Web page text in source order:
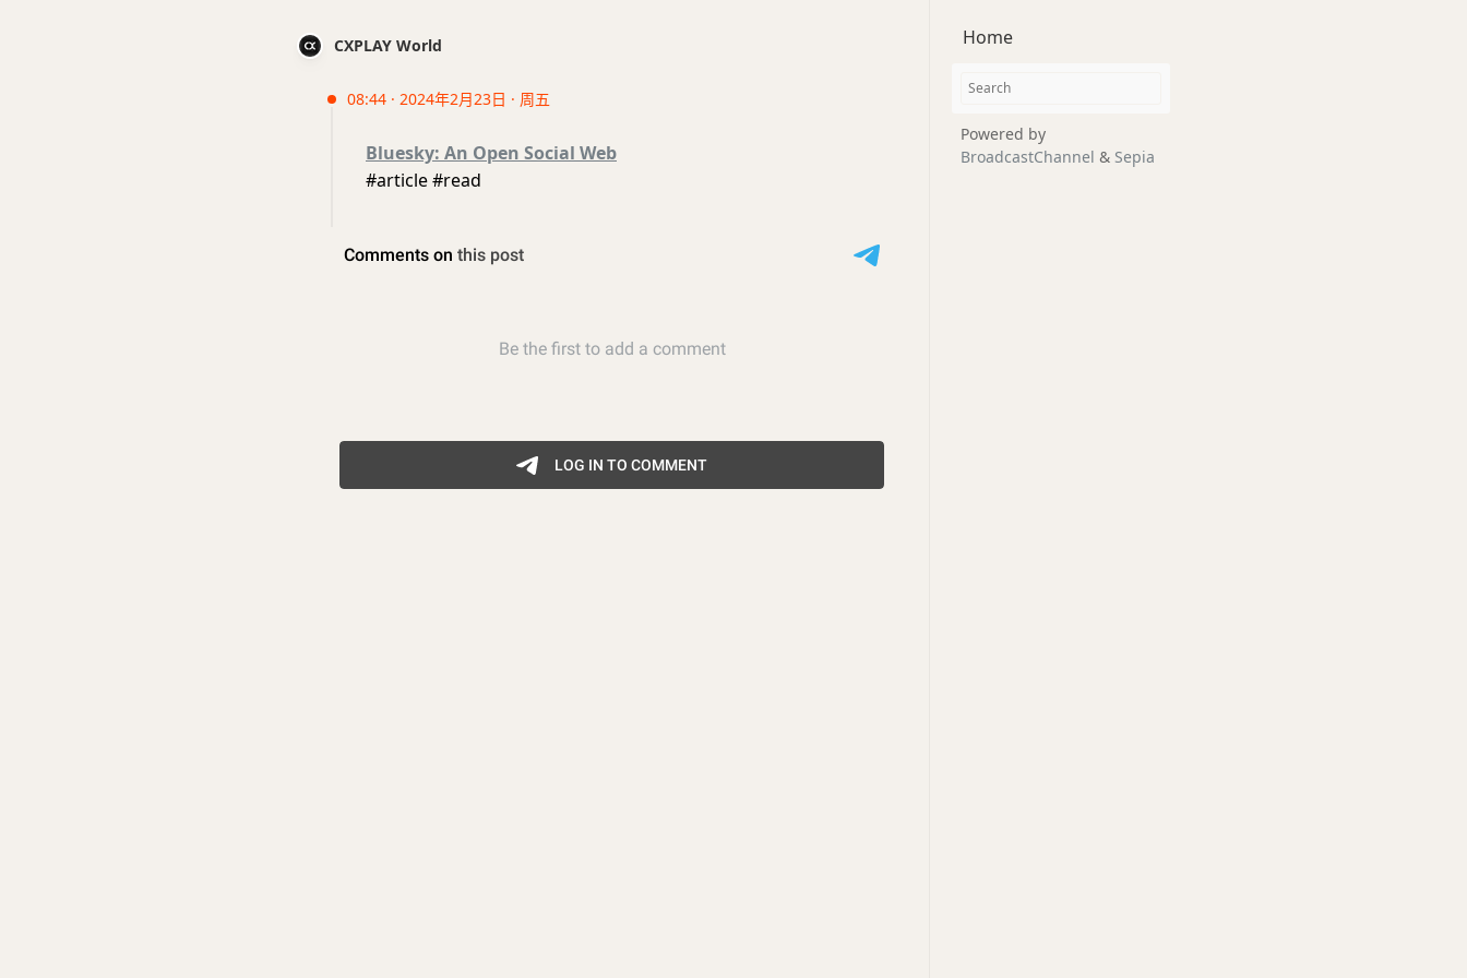
CXPLAY World
08:44 · 2024年2月23日 · 周五
Bluesky: An Open Social Web
#article #read
Home
Powered by
BroadcastChannel & Sepia